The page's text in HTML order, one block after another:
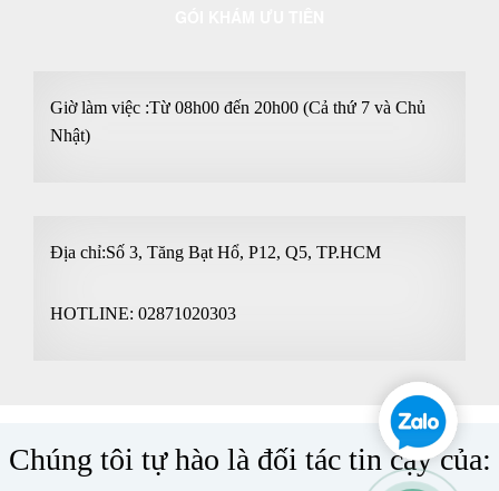
Giờ làm việc :Từ 08h00 đến 20h00 (Cả thứ 7 và Chủ
Nhật)
Địa chỉ:Số 3, Tăng Bạt Hổ, P12, Q5, TP.HCM
HOTLINE: 02871020303
Chúng tôi tự hào là đối tác tin cậy của: